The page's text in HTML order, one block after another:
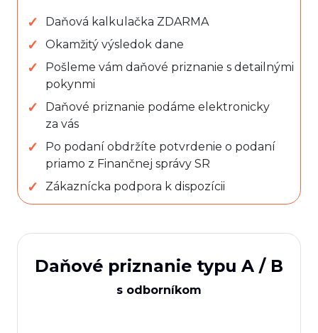
Daňová kalkulačka ZDARMA
Okamžitý výsledok dane
Pošleme vám daňové priznanie s detailnými
pokynmi
Daňové priznanie podáme elektronicky
za vás
Po podaní obdržíte potvrdenie o podaní
priamo z Finančnej správy SR
Zákaznícka podpora k dispozícii
Daňové priznanie typu A / B
s odborníkom